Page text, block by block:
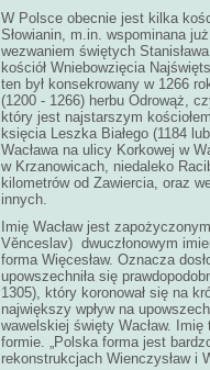
W Polsce obecnie jest kilka
Słowianin, m.in. wspominana
wezwaniem świętych
kościół Wniebowzięcia
ten był konsekrowany w 1266
(1200 - 1266) herbu Odrowąż,
który jest najstarszym
księcia Leszka Białego (1184
Wacława na ulicy Korkowej w
w Krzanowicach, niedaleko
kilometrów od Zawiercia, oraz
innych.
Imię Wacław jest
Věnceslav) dwuczłonowym
forma Więcesław. Oznacza
upowszechniła się
1305), który koronował się na
największy wpływ na
wawelskiej święty Wacław.
formie. „Polska forma jest
rekonstrukcjach Wienczysław i